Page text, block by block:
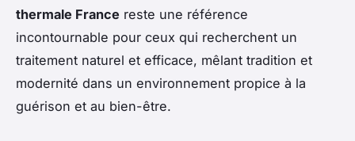
thermale France reste une référence
incontournable pour ceux qui recherchent un
traitement naturel et efficace, mêlant tradition et
modernité dans un environnement propice à la
guérison et au bien-être.